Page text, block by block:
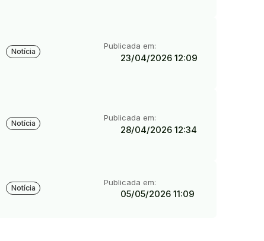
Tipo:
Notícia
Publicada em:
23/04/2026 12:09
Tipo:
Notícia
Publicada em:
28/04/2026 12:34
Tipo:
Notícia
Publicada em:
05/05/2026 11:09